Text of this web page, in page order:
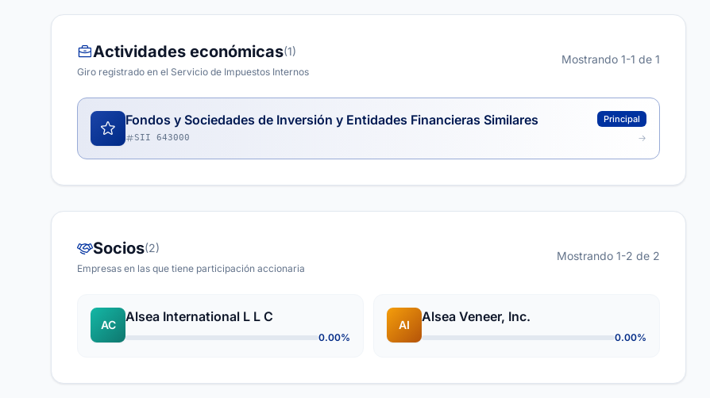
Actividades económicas(1)
Giro registrado en el Servicio de Impuestos Internos
Mostrando 1-1 de 1
Fondos y Sociedades de Inversión y Entidades Financieras Similares Principal
SII 643000
Socios(2)
Empresas en las que tiene participación accionaria
Mostrando 1-2 de 2
AC
Alsea International L L C
0.00%
AI
Alsea Veneer, Inc.
0.00%